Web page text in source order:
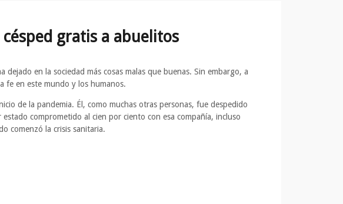
gratis a abuelitos
en la sociedad más cosas malas que buenas. Sin embargo, a
fe en este mundo y los humanos.
de la pandemia. Él, como muchas otras personas, fue despedido
comprometido al cien por ciento con esa compañía, incluso
comenzó la crisis sanitaria.